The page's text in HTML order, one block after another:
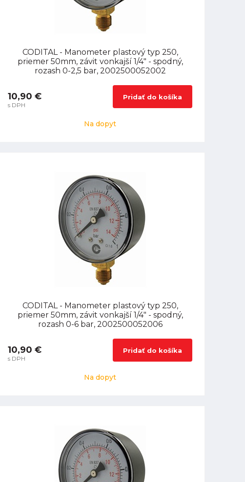
CODITAL - Manometer plastový typ 250,
priemer 50mm, závit vonkajší 1/4" - spodný,
rozash 0-2,5 bar, 2002500052002
10,90 €
s DPH
Pridať do košíka
Na dopyt
CODITAL - Manometer plastový typ 250,
priemer 50mm, závit vonkajší 1/4" - spodný,
rozash 0-6 bar, 2002500052006
10,90 €
s DPH
Pridať do košíka
Na dopyt